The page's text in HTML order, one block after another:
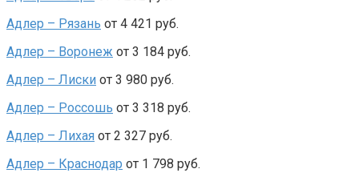
Адлер – Рязань от 4 421 руб.
Адлер – Воронеж от 3 184 руб.
Адлер – Лиски от 3 980 руб.
Адлер – Россошь от 3 318 руб.
Адлер – Лихая от 2 327 руб.
Адлер – Краснодар от 1 798 руб.